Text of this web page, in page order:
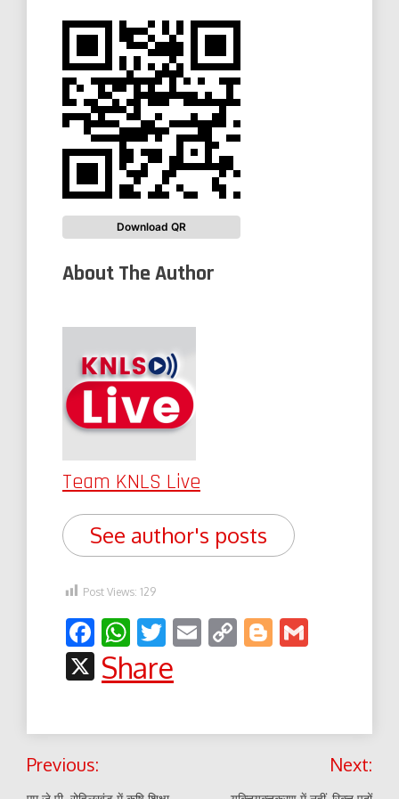
Download QR
About The Author
Team KNLS Live
See author's posts
Post Views: 129
Facebook
WhatsApp
Twitter
EmailCopyBlogger
X
Share
Post
navigation
Previous: Next: